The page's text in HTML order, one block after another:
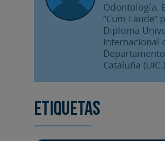
Odontología.
“Cum Laude”
Diploma
Internacional
Cataluña (UIC.)
Etiquetas